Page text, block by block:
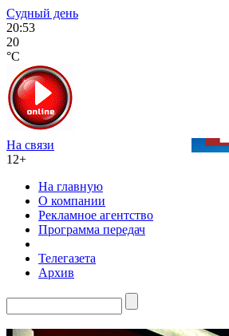
Судный день
20:53
20
°C
На связи
12+
На главную
О компании
Рекламное агентство
Программа передач
Телегазета
Архив